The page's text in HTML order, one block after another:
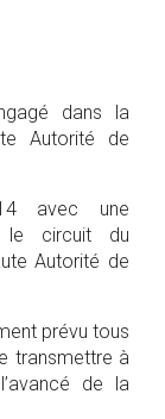
dans la
Autorité de
avec une
le circuit du
Autorité de
prévu tous
transmettre à
de la